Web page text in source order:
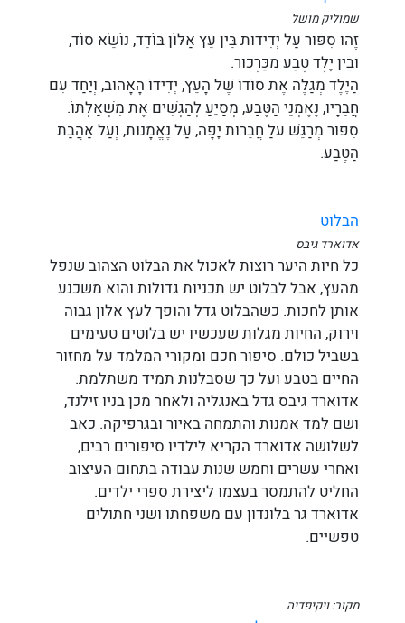
שמוליק מושל
זֶהוּ סִפּוּר עַל יְדִידוּת בֵּין עֵץ אַלּוֹן בּוֹדֵד, נוֹשֵׂא סוֹד,
וּבֵין יֶלֶד טֶבַע מִכַּרְכּוּר.
הַיֶּלֶד מְגַלֶּה אֶת סוֹדוֹ שֶׁל הָעֵץ, יְדִידוֹ הָאָהוּב, וְיַחַד עִם
חֲבֵרָיו, נֶאֶמְנֵי הַטֶּבַע, מְסַיֵּעַ לְהַגְשִׁים אֶת מִשְׁאַלְתּוֹ.
סִפּוּר מְרַגֵּשׁ עלַ חֲבֵרוּת יָפָה, עַל נֶאֱמָנוּת, וְעַל אַהֲבַת
הַטֶּבַע.
הבלוט
אדוארד גיבס
כל חיות היער רוצות לאכול את הבלוט הצהוב שנפל
מהעץ, אבל לבלוט יש תכניות גדולות והוא משכנע
אותן לחכות. כשהבלוט גדל והופך לעץ אלון גבוה
וירוק, החיות מגלות שעכשיו יש בלוטים טעימים
בשביל כולם. סיפור חכם ומקורי המלמד על מחזור
החיים בטבע ועל כך שסבלנות תמיד משתלמת.
אדוארד גיבס גדל באנגליה ולאחר מכן בניו זילנד,
ושם למד אמנות והתמחה באיור ובגרפיקה. כאב
לשלושה אדוארד הקריא לילדיו סיפורים רבים,
ואחרי עשרים וחמש שנות עבודה בתחום העיצוב
החליט להתמסר בעצמו ליצירת ספרי ילדים.
אדוארד גר בלונדון עם משפחתו ושני חתולים
טפשיים.
מקור: ויקיפדיה